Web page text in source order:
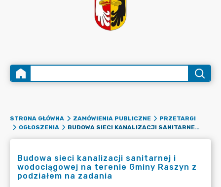
STRONA GŁÓWNA ZAMÓWIENIA PUBLICZNE
PRZETARGI
OGŁOSZENIA
BUDOWA SIECI KANALIZACJI SANITARNEJ I WODOCIĄGOWEJ NA TERENIE GMINY RASZYN Z PODZIAŁEM NA ZADANIA
Budowa sieci kanalizacji sanitarnej i
wodociągowej na terenie Gminy Raszyn z
podziałem na zadania